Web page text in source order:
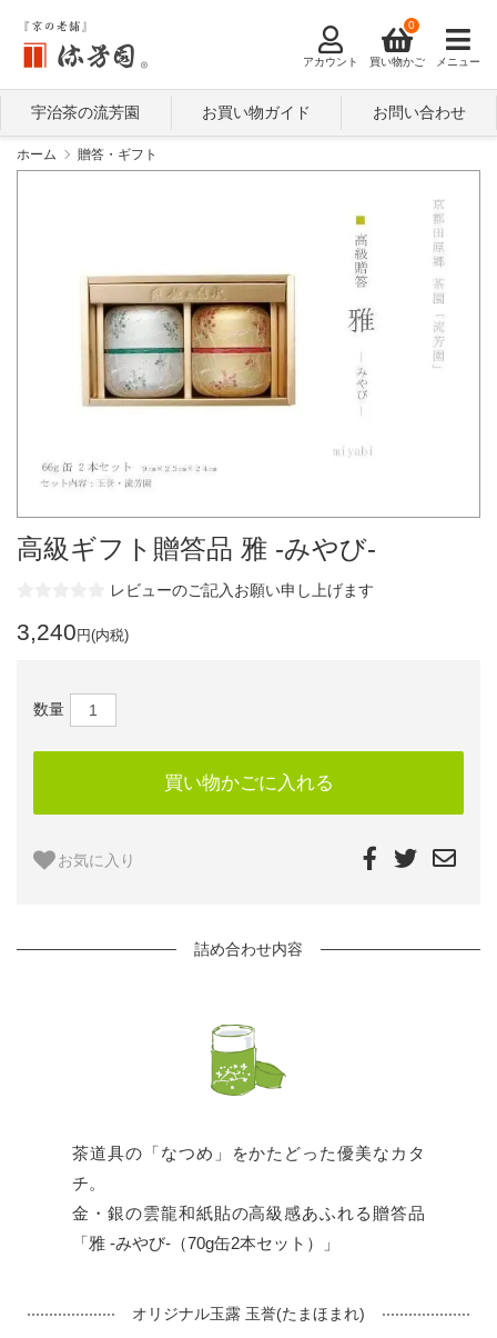
アカウント 買い物かご
0
メニュー
宇治茶の流芳園 お買い物ガイド お問い合わせ
ホーム 贈答・ギフト
高級ギフト贈答品 雅 -みやび-
レビューのご記入お願い申し上げます
3,240 円(内税)
数量
お気に入り
詰め合わせ内容
茶道具の「なつめ」をかたどった優美なカタ
チ。
金・銀の雲龍和紙貼の高級感あふれる贈答品
「雅 -みやび-（70g缶2本セット）」
オリジナル玉露 玉誉(たまほまれ)